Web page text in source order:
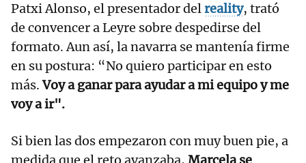
Patxi Alonso, el presentador delreality, trató
de convencer a Leyre sobre despedirse del
formato. Aun así, la navarra se mantenía firme
en su postura: “No quiero participar en esto
más.Voy a ganar para ayudar a mi equipo y me
voy a ir".
Si bien las dos empezaron con muy buen pie, a